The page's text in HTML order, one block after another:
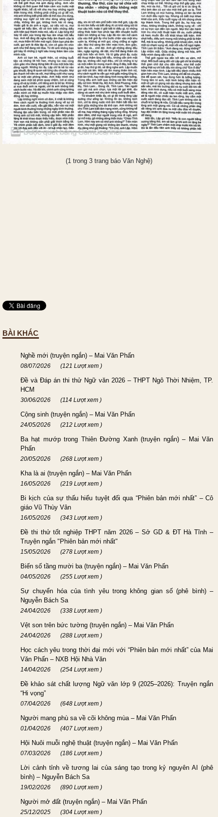
(1 trong 3 trang báo Văn Nghệ)
BÀI KHÁC
Nghề mới (truyện ngắn) – Mai Văn Phấn
08/07/2026 (121 Lượt xem )
Đề và Đáp án thi thử Ngữ văn 2026 – THPT Ngô Thời Nhiệm, TP.
HCM
30/06/2026 (114 Lượt xem )
Cộng sinh (truyện ngắn) – Mai Văn Phấn
24/05/2026 (212 Lượt xem )
Ba hạt mướp trong Thiên Đường Xanh (truyện ngắn) – Mai Văn
Phấn
20/05/2026 (268 Lượt xem )
Kha là ai (truyện ngắn) – Mai Văn Phấn
16/05/2026 (219 Lượt xem )
Bi kịch của sự thấu hiểu tuyệt đối qua “Phiên bản mới nhất” – Cô
giáo Vũ Thùy Vân
16/05/2026 (343 Lượt xem )
Đề thi thử tốt nghiệp THPT năm 2026 – Sở GD & ĐT Hà Tĩnh –
Truyện ngắn "Phiên bản mới nhất"
15/05/2026 (278 Lượt xem )
Biến số tầng mười ba (truyện ngắn) – Mai Văn Phấn
04/05/2026 (255 Lượt xem )
Sự chuyển hóa của tình yêu trong không gian số (phê bình) –
Nguyễn Bách Sa
24/04/2026 (338 Lượt xem )
Vệt son trên bức tường (truyện ngắn) – Mai Văn Phấn
24/04/2026 (288 Lượt xem )
Học cách yêu trong thời đại mới với “Phiên bản mới nhất” của Mai
Văn Phấn – NXB Hội Nhà Văn
14/04/2026 (254 Lượt xem )
Đề khảo sát chất lượng Ngữ văn lớp 9 (2025–2026): Truyện ngắn
“Hi vọng”
07/04/2026 (648 Lượt xem )
Người mang phù sa về cõi không mùa – Mai Văn Phấn
01/04/2026 (407 Lượt xem )
Hội Nuôi muỗi nghệ thuật (truyện ngắn) – Mai Văn Phấn
07/03/2026 (186 Lượt xem )
Lời cảnh tỉnh về tương lai của sáng tạo trong kỷ nguyên AI (phê
bình) – Nguyễn Bách Sa
19/02/2026 (890 Lượt xem )
Người mở đất (truyện ngắn) – Mai Văn Phấn
25/12/2025 (304 Lượt xem )